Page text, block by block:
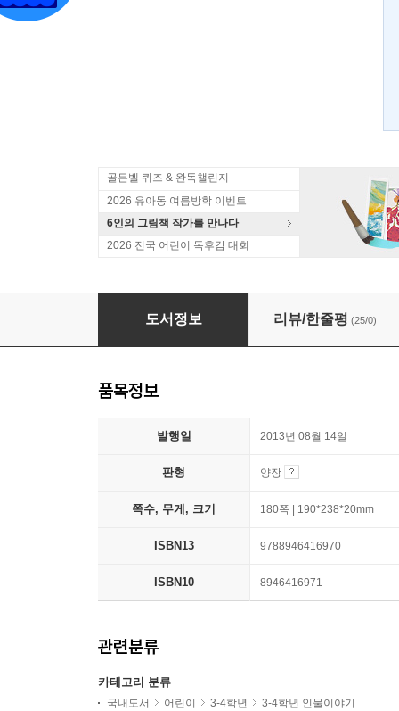
골든벨 퀴즈 & 완독챌린지
2026 유아동 여름방학 이벤트
6인의 그림책 작가를 만나다
2026 전국 어린이 독후감 대회
책에는 길이 있단다
도서정보 리뷰/한줄평 (25/0)
품목정보
발행일 2013년 08월 14일
판형 양장
쪽수, 무게, 크기 180쪽 | 190*238*20mm
ISBN13 9788946416970
ISBN10 8946416971
관련분류
카테고리 분류
국내도서 어린이 3-4학년
3-4학년 인물이야기